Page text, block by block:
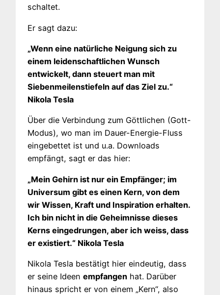
schaltet.
Er sagt dazu:
„Wenn eine natürliche Neigung sich zu
einem leidenschaftlichen Wunsch
entwickelt, dann steuert man mit
Siebenmeilenstiefeln auf das Ziel zu.“
Nikola Tesla
Über die Verbindung zum Göttlichen (Gott-
Modus), wo man im Dauer-Energie-Fluss
eingebettet ist und u.a. Downloads
empfängt, sagt er das hier:
„Mein Gehirn ist nur ein Empfänger; im
Universum gibt es einen Kern, von dem
wir Wissen, Kraft und Inspiration erhalten.
Ich bin nicht in die Geheimnisse dieses
Kerns eingedrungen, aber ich weiss, dass
er existiert.“ Nikola Tesla
Nikola Tesla bestätigt hier eindeutig, dass
er seine Ideen empfangen hat. Darüber
hinaus spricht er von einem „Kern“, also